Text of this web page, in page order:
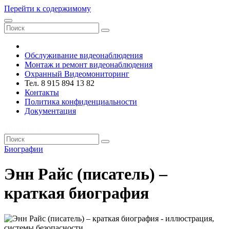
Перейти к содержимому
Обслуживание видеонаблюдения
Монтаж и ремонт видеонаблюдения
Охранный Видеомониторинг
Тел. 8 915 894 13 82
Контакты
Политика конфиденциальности
Документация
Биографии
Энн Райс (писатель) –
краткая биография